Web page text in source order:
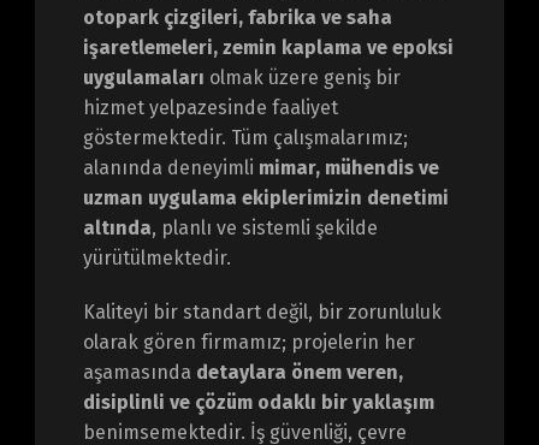
otopark çizgileri, fabrika ve saha
işaretlemeleri, zemin kaplama ve epoksi
uygulamaları olmak üzere geniş bir
hizmet yelpazesinde faaliyet
göstermektedir. Tüm çalışmalarımız;
alanında deneyimli mimar, mühendis ve
uzman uygulama ekiplerimizin denetimi
altında, planlı ve sistemli şekilde
yürütülmektedir.
Kaliteyi bir standart değil, bir zorunluluk
olarak gören firmamız; projelerin her
aşamasında detaylara önem veren,
disiplinli ve çözüm odaklı bir yaklaşım
benimsemektedir. İş güvenliği, çevre